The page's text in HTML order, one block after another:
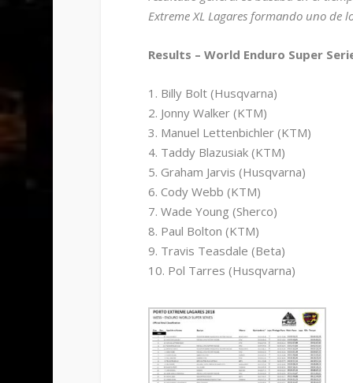
Extreme XL Lagares formando uno de
Results – World Enduro Super
1. Billy Bolt (Husqvarna)
2. Jonny Walker (KTM)
3. Manuel Lettenbichler (KTM)
4. Taddy Blazusiak (KTM)
5. Graham Jarvis (Husqvarna)
6. Cody Webb (KTM)
7. Wade Young (Sherco)
8. Paul Bolton (KTM)
9. Travis Teasdale (Beta)
10. Pol Tarres (Husqvarna)